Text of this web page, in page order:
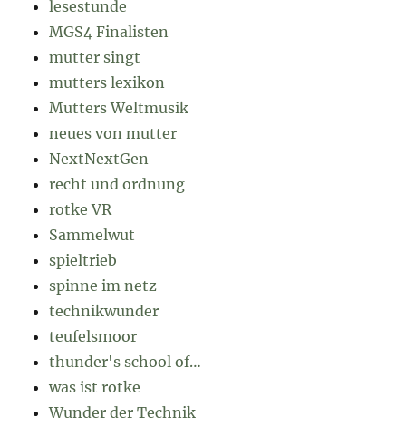
lesestunde
MGS4 Finalisten
mutter singt
mutters lexikon
Mutters Weltmusik
neues von mutter
NextNextGen
recht und ordnung
rotke VR
Sammelwut
spieltrieb
spinne im netz
technikwunder
teufelsmoor
thunder's school of…
was ist rotke
Wunder der Technik